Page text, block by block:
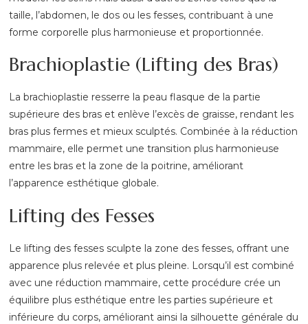
taille, l’abdomen, le dos ou les fesses, contribuant à une
forme corporelle plus harmonieuse et proportionnée.
Brachioplastie (Lifting des Bras)
La brachioplastie resserre la peau flasque de la partie
supérieure des bras et enlève l’excès de graisse, rendant les
bras plus fermes et mieux sculptés. Combinée à la réduction
mammaire, elle permet une transition plus harmonieuse
entre les bras et la zone de la poitrine, améliorant
l’apparence esthétique globale.
Lifting des Fesses
Le lifting des fesses sculpte la zone des fesses, offrant une
apparence plus relevée et plus pleine. Lorsqu’il est combiné
avec une réduction mammaire, cette procédure crée un
équilibre plus esthétique entre les parties supérieure et
inférieure du corps, améliorant ainsi la silhouette générale du